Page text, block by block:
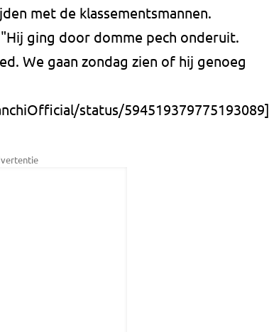
met de klassementsmannen.
ging door domme pech onderuit.
We gaan zondag zien of hij genoeg
status/594519379775193089]